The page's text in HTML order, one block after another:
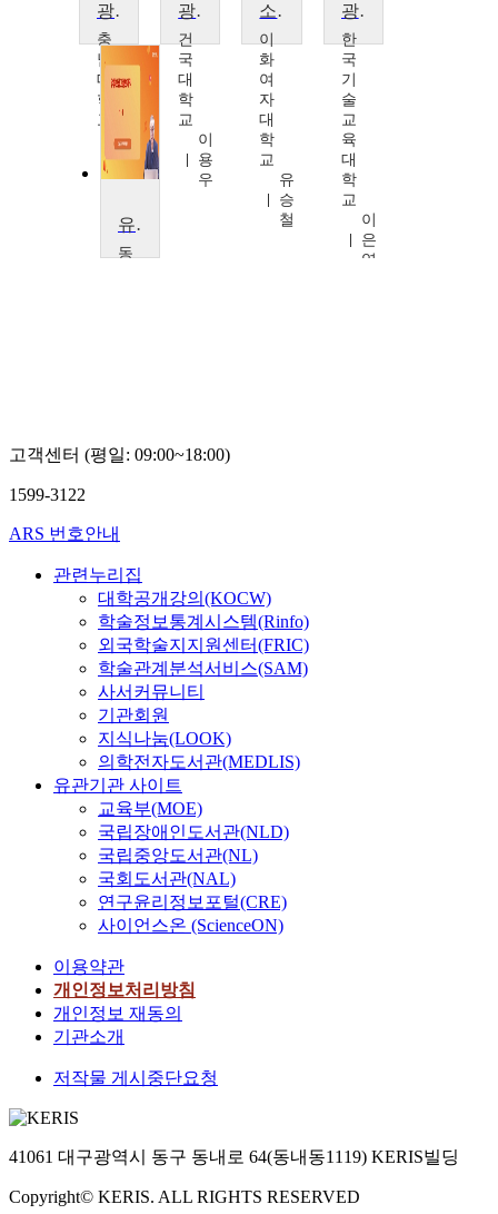
광고관리
충
남
대
학
교
정
용
길
광고영상의 세계
건
국
대
학
교
이
용
우
소비자 분석과 광고전략 인사이트
이
화
여
자
대
학
교
유
승
철
광고와 실습
한
국
기
술
교
육
대
학
교
이
은
영
유튜브광고홍보제작
동
고객센터 (평일: 09:00~18:00)
1599-3122
ARS 번호안내
관련누리집
대학공개강의(KOCW)
학술정보통계시스템(Rinfo)
외국학술지지원센터(FRIC)
학술관계분석서비스(SAM)
사서커뮤니티
기관회원
지식나눔(LOOK)
의학전자도서관(MEDLIS)
유관기관 사이트
교육부(MOE)
국립장애인도서관(NLD)
국립중앙도서관(NL)
국회도서관(NAL)
연구윤리정보포털(CRE)
사이언스온 (ScienceON)
이용약관
개인정보처리방침
개인정보 재동의
기관소개
저작물 게시중단요청
41061 대구광역시 동구 동내로 64(동내동1119) KERIS빌딩
Copyright© KERIS. ALL RIGHTS RESERVED